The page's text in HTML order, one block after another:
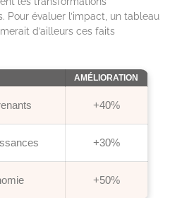
Pour évaluer l’impact, un tableau
d’ailleurs ces faits
AMÉLIORATION
+40%
+30%
+50%